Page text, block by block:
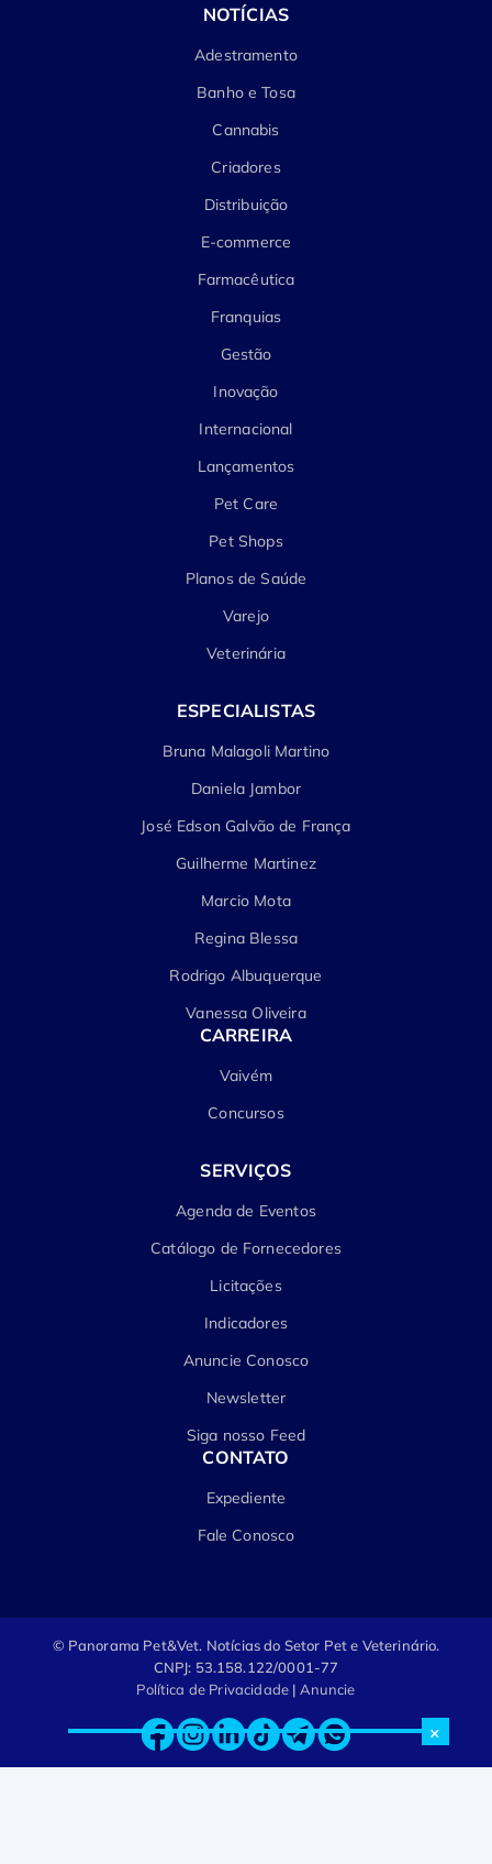
×
NOTÍCIAS
Adestramento
Banho e Tosa
Cannabis
Criadores
Distribuição
E-commerce
Farmacêutica
Franquias
Gestão
Inovação
Internacional
Lançamentos
Pet Care
Pet Shops
Planos de Saúde
Varejo
Veterinária
ESPECIALISTAS
Bruna Malagoli Martino
Daniela Jambor
José Edson Galvão de França
Guilherme Martinez
Marcio Mota
Regina Blessa
Rodrigo Albuquerque
Vanessa Oliveira
CARREIRA
Vaivém
Concursos
SERVIÇOS
Agenda de Eventos
Catálogo de Fornecedores
Licitações
Indicadores
Anuncie Conosco
Newsletter
Siga nosso Feed
CONTATO
Expediente
Fale Conosco
© Panorama Pet&Vet. Notícias do Setor Pet e Veterinário.
CNPJ: 53.158.122/0001-77
Política de Privacidade | Anuncie